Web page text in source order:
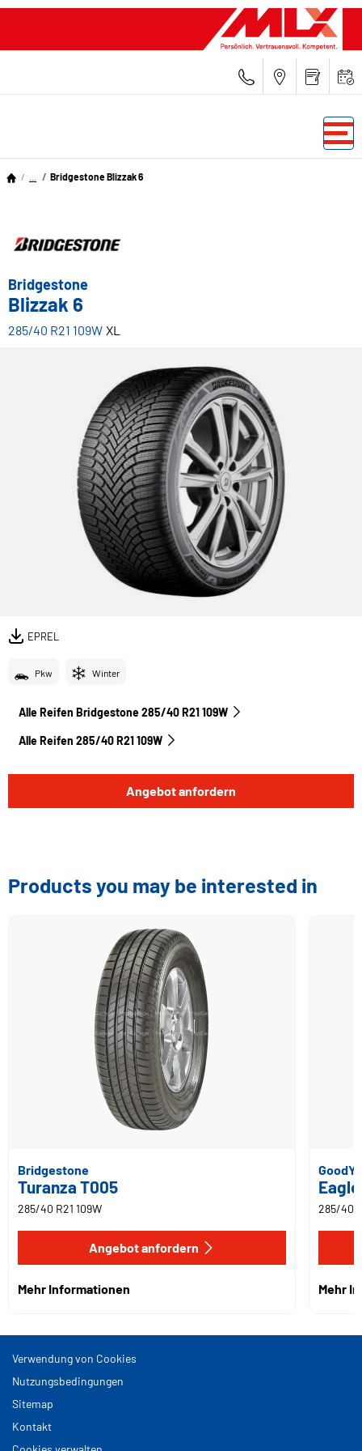
Bridgestone Blizzak 6
Bridgestone
Blizzak 6
285/40 R21 109W XL
EPREL
Pkw Winter
Alle Reifen Bridgestone 285/40 R21 109W
Alle Reifen‎ 285/40 R21 109W
Angebot anfordern
Products you may be interested in
Bridgestone
Turanza T005
285/40 R21 109W
Angebot anfordern
Mehr Informationen
285/40
Mehr
Verwendung von Cookies
Nutzungsbedingungen
Sitemap
Kontakt